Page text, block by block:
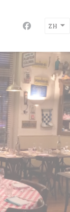
Facebook
ZH